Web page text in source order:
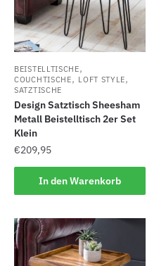
BEISTELLTISCHE,
COUCHTISCHE, LOFT STYLE,
SATZTISCHE
Design Satztisch Sheesham
Metall Beistelltisch 2er Set
Klein
€209,95
In den Warenkorb